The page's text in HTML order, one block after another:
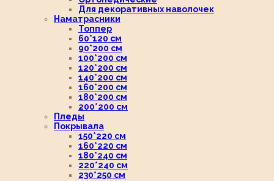
Для декоративных наволочек
Наматрасники
Топпер
60*120 см
90*200 см
100*200 см
120*200 см
140*200 см
160*200 см
180*200 см
200*200 см
Пледы
Покрывала
150*220 см
160*220 см
180*240 см
220*240 см
230*250 см